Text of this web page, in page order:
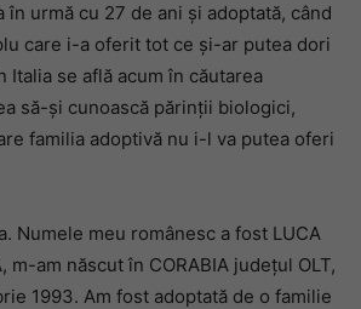
în urmă cu 27 de ani și adoptată, când
care i-a oferit tot ce și-ar putea dori
Italia se află acum în căutarea
să-și cunoască părinții biologici,
familia adoptivă nu i-l va putea oferi
Numele meu românesc a fost LUCA
m-am născut în CORABIA județul OLT,
1993. Am fost adoptată de o familie